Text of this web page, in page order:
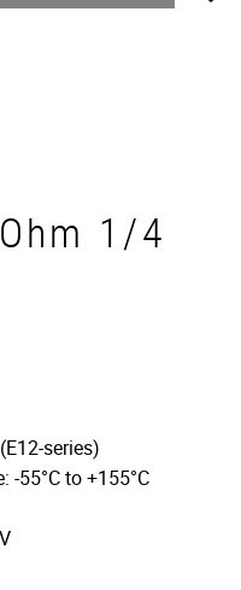
1/4
series)
-55°C to +155°C